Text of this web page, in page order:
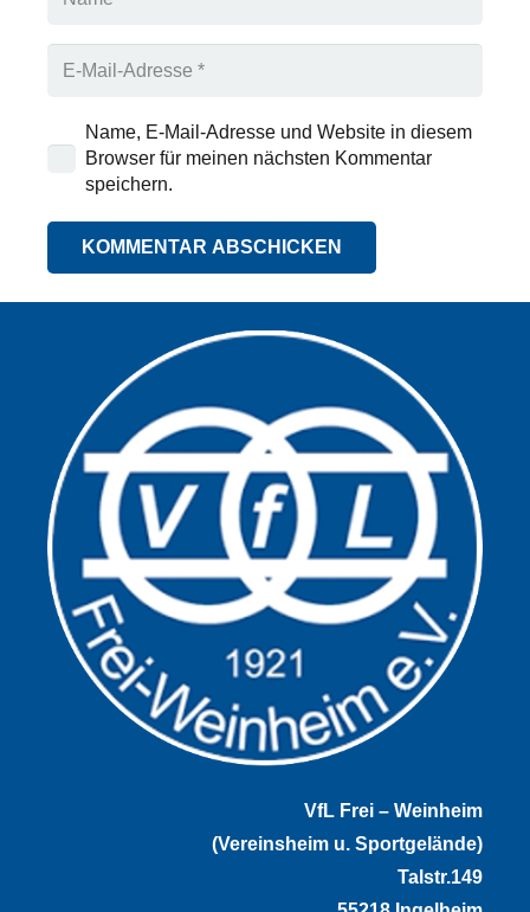
Name, E-Mail-Adresse und Website in diesem
Browser für meinen nächsten Kommentar
speichern.
KOMMENTAR ABSCHICKEN
VfL Frei – Weinheim
(Vereinsheim u. Sportgelände)
Talstr.149